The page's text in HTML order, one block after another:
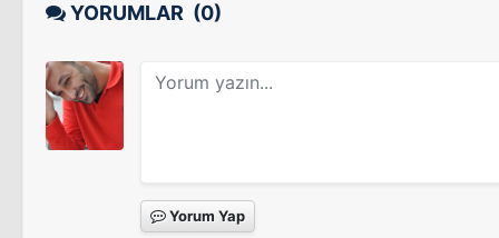
Tv Dizisi
YORUMLAR (0)
Yorum Yap